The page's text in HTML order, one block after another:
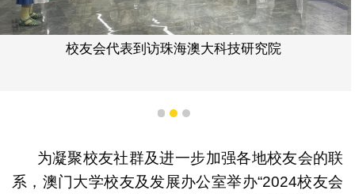
校友会代表到访珠海澳大科技研究院
1 2 3
为凝聚校友社群及进一步加强各地校友会的联
系，澳门大学校友及发展办公室举办“2024校友会